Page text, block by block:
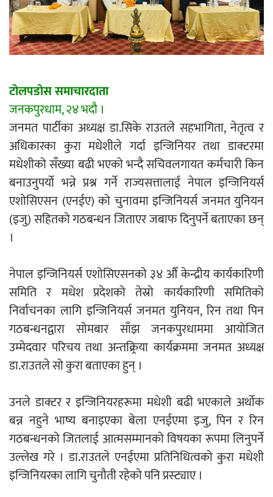
एम्बुलेन्सको उपहार भारत र नेपालबीचको निकै
बलियो र जीवन्त विकास साझेदारीको एक
हिस्सा : नियोग उपप्रमुख श्रीवास्तव
प्रेस काउन्सिल सदस्य नियुक्तिमा विभेद भयो :
जनमत पत्रकार संघ
परियोजना सकिनै लाग्दा खुल्यो वन उद्यमीले
नदी अधिकारका ती कानुनी पाटा, जसले
बनाउँछ नदीलाई संरक्षण हकदार
प्रतिस्पर्धाबिनाको नियुक्ति बदरबारे अन्तरिम
आदेश निक्र्योल गर्न असार ६ मा पेसी
टोलपडोस समाचारदाता
जनकपुरधाम, २४ भदौ ।
जनमत पार्टीका अध्यक्ष डा.सिके राउतले सहभागिता, नेतृत्व र
अधिकारका कुरा मधेशीले गर्दा इन्जिनियर तथा डाक्टरमा
मधेशीको सँख्या बढी भएको भन्दै सचिवलगायत कर्मचारी किन
बनाउनुपर्यो भन्ने प्रश्न गर्ने राज्यसत्तालाई नेपाल इन्जिनियर्स
एशोसिएसन (एनईए) को चुनावमा इन्जिनियर्स जनमत युनियन
(इजु) सहितको गठबन्धन जिताएर जबाफ दिनुपर्ने बताएका छन्
।
नेपाल इन्जिनियर्स एशोसिएसनको ३४ औँ केन्द्रीय कार्यकारिणी
समिति र मधेश प्रदेशको तेस्रो कार्यकारिणी समितिको
निर्वाचनका लागि इन्जिनियर्स जनमत युनियन, रिन तथा पिन
गठबन्धनद्वारा सोमबार साँझ जनकपुरधाममा आयोजित
उम्मेदवार परिचय तथा अन्तक्र्रिया कार्यक्रममा जनमत अध्यक्ष
डा.राउतले सो कुरा बताएका हुन् ।
उनले डाक्टर र इन्जिनियरहरूमा मधेशी बढी भएकाले अर्थोक
बन्न नहुने भाष्य बनाइएका बेला एनईएमा इजु, पिन र रिन
गठबन्धनको जितलाई आत्मसम्मानको विषयका रूपमा लिनुपर्ने
उल्लेख गरे । डा.राउतले एनईएमा प्रतिनिधित्वको कुरा मधेशी
इन्जिनियरका लागि चुनौती रहेको पनि प्रस्ट्याए ।